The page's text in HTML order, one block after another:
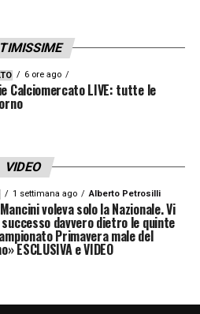
6 ore ago
Calciomercato LIVE: tutte le
VIDEO
1 settimana ago Alberto Petrosilli
voleva solo la Nazionale. Vi
successo davvero dietro le quinte
Primavera male del
ESCLUSIVA e VIDEO